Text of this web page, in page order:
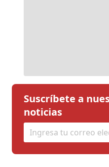
Suscríbete a
noticias